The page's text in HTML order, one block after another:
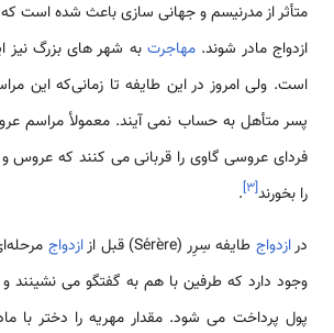
متأثر از مدرنیسم و جهانی سازی باعث شده است که
ازدواج مادر شوند. مهاجرتبه شهر های بزرگ نیز
است. ولی امروز در این طایفه تا زمانی‌که این
پسر متأهل به حساب نمی آیند. معمولأ مراسم
فردای عروسی گاوی را قربانی می کنند که عروس
را بخورند[۳]
.
درازدواج طایفه سِرِر (Sérère) قبل از ازدواج
وجود دارد که طرفین با هم به گفتگو می نشینند و
پول پرداخت می شود. مقدار مهریه را دختر با